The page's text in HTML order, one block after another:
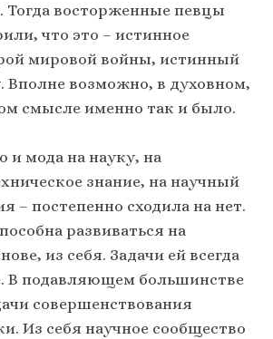
Тогда восторженные певцы
что это – истинное
мировой войны, истинный
Вполне возможно, в духовном,
смысле именно так и было.
и мода на науку, на
знание, на научный
– постепенно сходила на нет.
развиваться на
из себя. Задачи ей всегда
В подавляющем большинстве
совершенствования
Из себя научное сообщество